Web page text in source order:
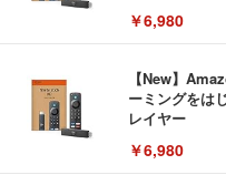
￥6,980
【New】
ーミングをは
レイヤー
￥6,980